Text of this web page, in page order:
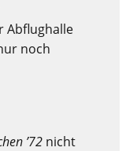
Abflughalle
noch
’72 nicht